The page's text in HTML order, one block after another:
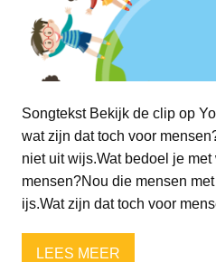
Songtekst Bekijk de clip op
wat zijn dat toch voor
niet uit wijs.Wat bedoel je
mensen?Nou die mensen
ijs.Wat zijn dat toch voor
LEES MEER